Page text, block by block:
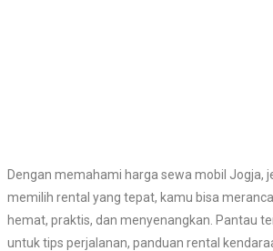
Dengan memahami harga sewa mobil Jogja,
memilih rental yang tepat, kamu bisa
hemat, praktis, dan menyenangkan. Pantau
untuk tips perjalanan, panduan rental